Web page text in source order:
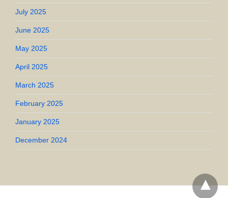
July 2025
June 2025
May 2025
April 2025
March 2025
February 2025
January 2025
December 2024